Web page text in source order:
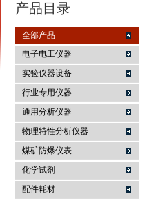
麦科仪（北京）科技有限公司
产品目录
全部产品
电子电工仪器
实验仪器设备
行业专用仪器
通用分析仪器
物理特性分析仪器
煤矿防爆仪表
化学试剂
配件耗材